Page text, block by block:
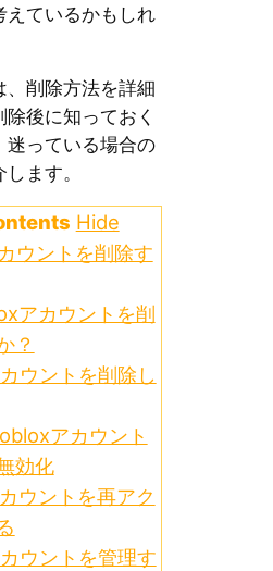
えているかもしれ
、削除方法を詳細
後に知っておく
迷っている場合の
ます。
Hide
ウントを削除す
アカウントを削
？
ウントを削除し
アカウント
効化
ウントを再アク
ウントを管理す